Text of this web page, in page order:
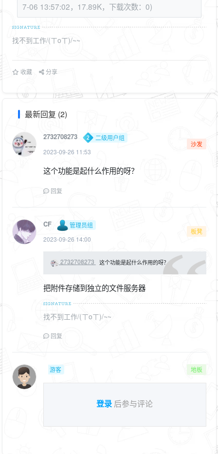
7-06 13:57:02，17.89K，下载次数：0)
找不到工作/(ㄒoㄒ)/~~
收藏 分享
最新回复 (2)
2732708273
二级用户组
2023-09-26 11:53
沙发
这个功能是起什么作用的呀？
回复
CF
管理员组
2023-09-26 14:00
板凳
2732708273 这个功能是起什么作用的呀？
把附件存储到独立的文件服务器
找不到工作/(ㄒoㄒ)/~~
回复
游客 地板
登录 后参与评论